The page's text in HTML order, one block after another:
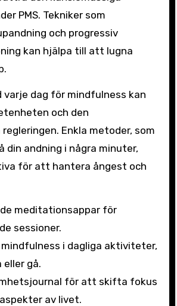
PMS. Tekniker som
och progressiv
kan hjälpa till att lugna
dag för mindfulness kan
och den
Enkla metoder, som
din andning i några minuter,
för att hantera ångest och
meditationsappar för
sessioner.
mindfulness i dagliga aktiviteter,
gå.
för att skifta fokus
av livet.